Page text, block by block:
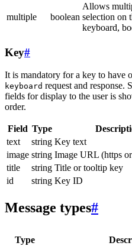
multiple boolean
Allows
selection on
keyboard,
Key#
It is mandatory for a key to have
keyboard request and response.
fields for display to the user is
order.
Field Type
text
string Key text
image string Image URL (https
title
string Title or tooltip key
id
string Key ID
Message types#
Type